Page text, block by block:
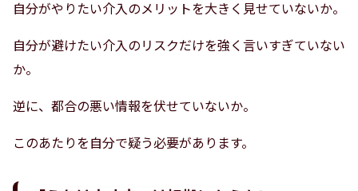
自分がやりたい介入のメリットを大きく見せていないか。
自分が避けたい介入のリスクだけを強く言いすぎていない
か。
逆に、都合の悪い情報を伏せていないか。
このあたりを自分で疑う必要があります。